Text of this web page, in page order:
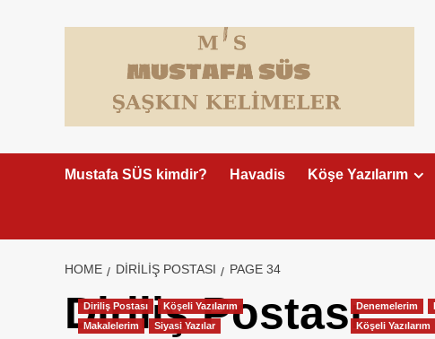
Mustafa SÜS kimdir? Havadis Köşe Yazılarım
HOME DIRILIŞ POSTASI PAGE 34
Diriliş Postası
Diriliş Postası
Köşeli Yazılarım
Makalelerim
Siyasi Yazılar
Denemelerim
Köşeli Yazılarım